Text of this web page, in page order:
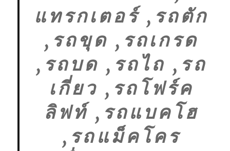
แทรกเตอร์ ,รถตัก
,รถขุด ,รถเกรด
,รถบด ,รถไถ ,รถ
เกี่ยว ,รถโฟร์ค
ลิฟท์ ,รถแบคโฮ
,รถแม็คโคร